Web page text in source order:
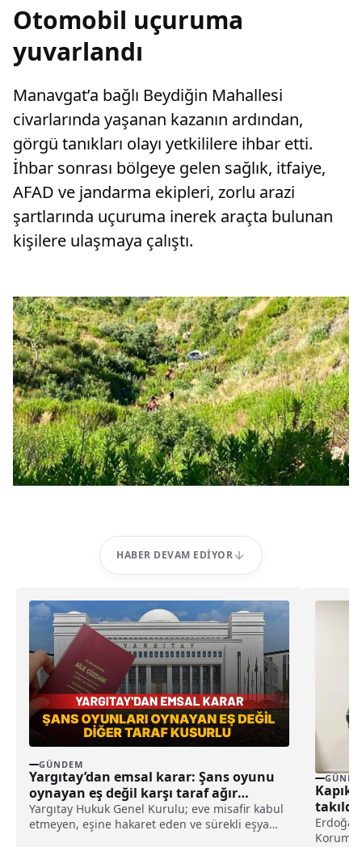
Otomobil uçuruma
yuvarlandı
Manavgat’a bağlı Beydiğin Mahallesi
civarlarında yaşanan kazanın ardından,
görgü tanıkları olayı yetkililere ihbar etti.
İhbar sonrası bölgeye gelen sağlık, itfaiye,
AFAD ve jandarma ekipleri, zorlu arazi
şartlarında uçuruma inerek araçta bulunan
kişilere ulaşmaya çalıştı.
HABER DEVAM EDIYOR
GÜNDEM
Yargıtay’dan emsal karar: Şans oyunu
oynayan eş değil karşı taraf ağır
kusurlu sayıldı
Yargıtay Hukuk Genel Kurulu; eve misafir kabul
etmeyen, eşine hakaret eden ve sürekli eşya
takıldı!
Koruma